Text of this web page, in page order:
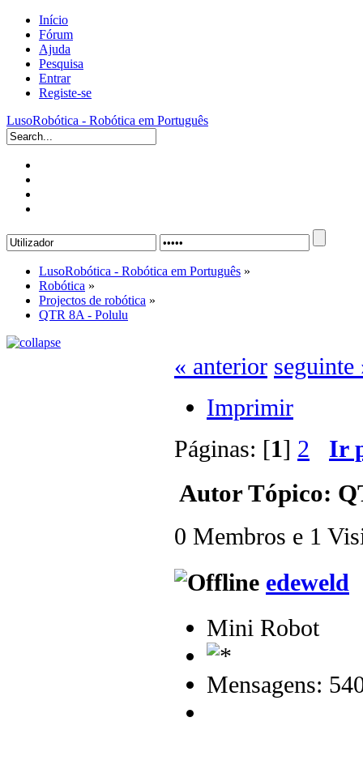
Início
Fórum
Ajuda
Pesquisa
Entrar
Registe-se
LusoRobótica - Robótica em Português
LusoRobótica - Robótica em Português »
Robótica »
Projectos de robótica »
QTR 8A - Polulu
« anterior seguinte
Imprimir
Páginas: [1] 2 Ir
AutorTópico:
0 Membros e 1
edeweld
Mini Robot
Mensagens: